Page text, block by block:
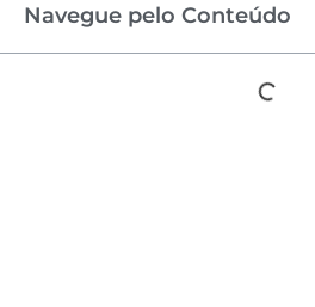
Navegue pelo Conteúdo